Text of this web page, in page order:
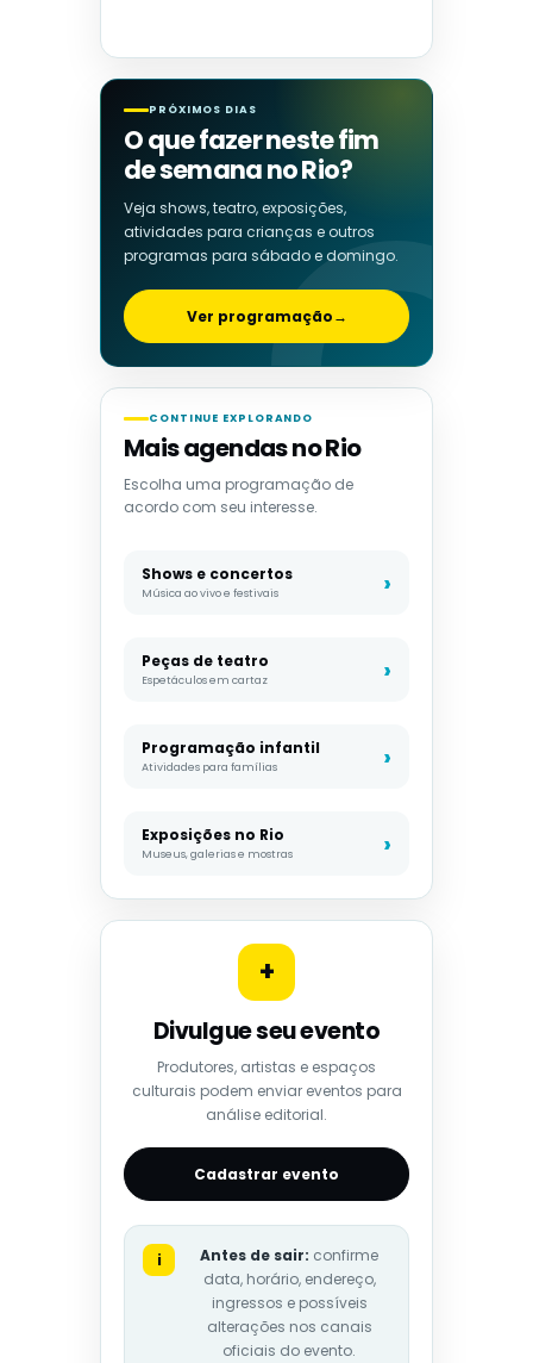
PRÓXIMOS DIAS
O que fazer neste fim
de semana no Rio?
Veja shows, teatro, exposições,
atividades para crianças e outros
programas para sábado e domingo.
Ver programação→
CONTINUE EXPLORANDO
Mais agendas no Rio
Escolha uma programação de
acordo com seu interesse.
Shows e concertos
Música ao vivo e festivais
Peças de teatro
Espetáculos em cartaz
Programação infantil
Atividades para famílias
Exposições no Rio
Museus, galerias e mostras
+
Divulgue seu evento
Produtores, artistas e espaços
culturais podem enviar eventos para
análise editorial.
Cadastrar evento
i Antes de sair: confirme
data, horário, endereço,
ingressos e possíveis
alterações nos canais
oficiais do evento.